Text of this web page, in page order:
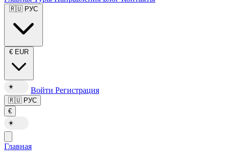
🇷🇺 РУС
€ EUR
☀️ Войти Регистрация
🇷🇺 РУС
€
☀️
Главная